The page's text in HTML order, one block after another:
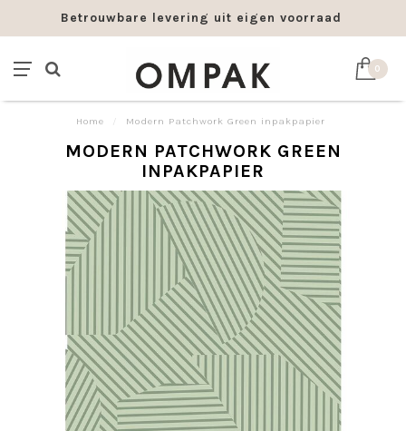
Betrouwbare levering uit eigen voorraad
0
Home Modern Patchwork Green inpakpapier
MODERN PATCHWORK GREEN
INPAKPAPIER